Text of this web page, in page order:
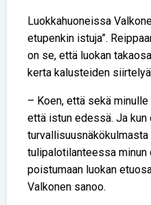
Luokkahuoneissa
etupenkin istuja”.
on se, että luokan
kerta kalusteiden
– Koen, että sekä
että istun edessä. Ja kun
tulipalotilanteessa
poistumaan luokan
Valkonen sanoo.